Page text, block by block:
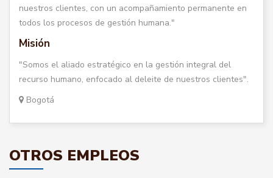
nuestros clientes, con un acompañamiento permanente en
todos los procesos de gestión humana."
Misión
"Somos el aliado estratégico en la gestión integral del
recurso humano, enfocado al deleite de nuestros clientes".
Bogotá
OTROS EMPLEOS